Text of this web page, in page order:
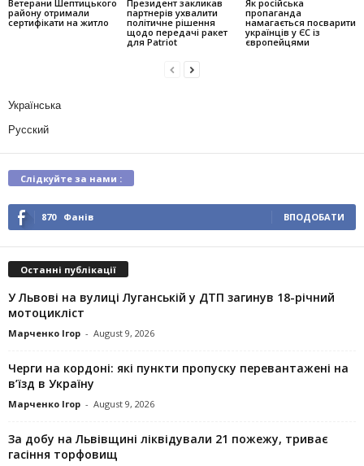
Ветерани Шептицького
району отримали
сертифікати на житло
Президент закликав
партнерів ухвалити
політичне рішення
щодо передачі ракет
для Patriot
Як російська
пропаганда
намагається посварити
українців у ЄС із
європейцями
Українська
Русский
Слідкуйте за нами :
870 Фанів ВПОДОБАТИ
Останні публікації
У Львові на вулиці Луганській у ДТП загинув 18-річний
мотоцикліст
Марченко Ігор - August 9, 2026
Черги на кордоні: які пункти пропуску перевантажені на
в’їзд в Україну
Марченко Ігор - August 9, 2026
За добу на Львівщині ліквідували 21 пожежу, триває
гасіння торфовищ